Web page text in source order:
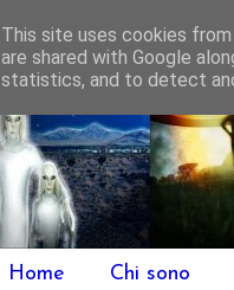
Home Chi sono
This site uses cookies
are shared with Google
statistics, and to detect